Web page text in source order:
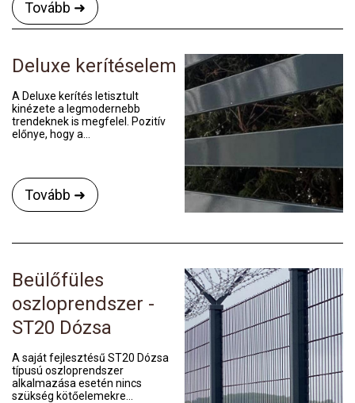
Tovább ➜
Deluxe kerítéselem
A Deluxe kerítés letisztult
kinézete a legmodernebb
trendeknek is megfelel. Pozitív
előnye, hogy a...
Tovább ➜
Beülőfüles
oszloprendszer -
ST20 Dózsa
A saját fejlesztésű ST20 Dózsa
típusú oszloprendszer
alkalmazása esetén nincs
szükség kötőelemekre...